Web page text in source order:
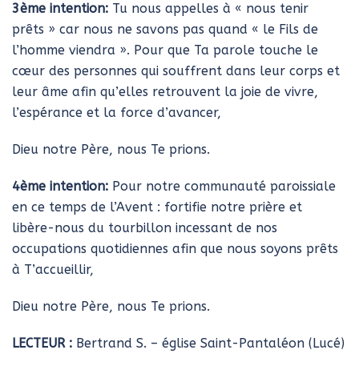
3ème intention: Tu nous appelles à « nous tenir
prêts » car nous ne savons pas quand « le Fils de
l’homme viendra ». Pour que Ta parole touche le
cœur des personnes qui souffrent dans leur corps et
leur âme afin qu’elles retrouvent la joie de vivre,
l’espérance et la force d’avancer,
Dieu notre Père, nous Te prions.
4ème intention: Pour notre communauté paroissiale
en ce temps de l’Avent : fortifie notre prière et
libère-nous du tourbillon incessant de nos
occupations quotidiennes afin que nous soyons prêts
à T’accueillir,
Dieu notre Père, nous Te prions.
LECTEUR : Bertrand S. – église Saint-Pantaléon (Lucé)